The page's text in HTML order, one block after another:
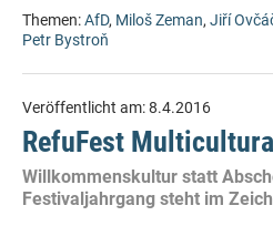
Themen:AfD, Miloš Zeman, Jiří
Petr Bystroň
Veröffentlicht am:8.4.2016
RefuFest
Willkommenskultur statt
Festivaljahrgang steht im